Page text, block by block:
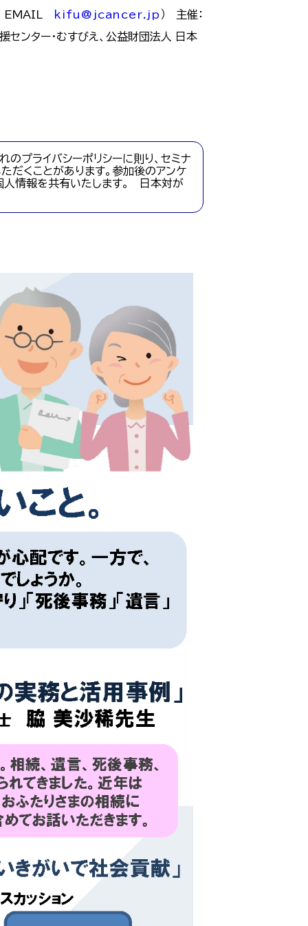
／ EMAIL kifu@jcancer.jp ） 主催：
ンター・むすびえ、公益財団法人 日本
プライバシーポリシーに則り、セミナ
だくことがあります。参加後のアンケ
人情報を共有いたします。 日本対が